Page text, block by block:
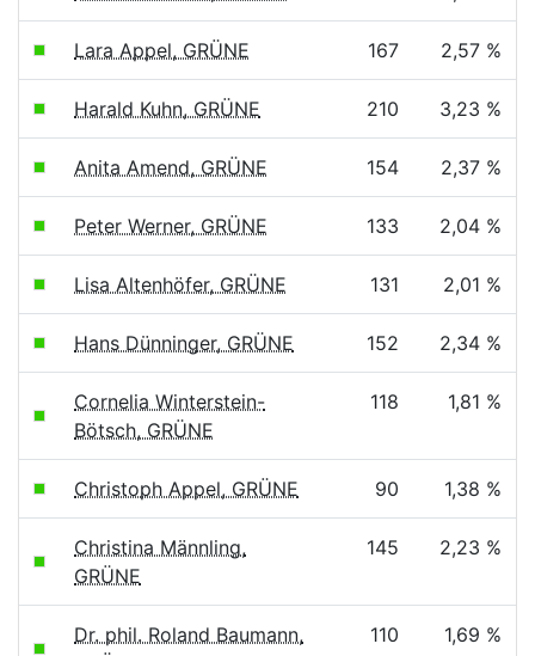
Lara Appel, GRÜNE 167 2,57 %
Harald Kuhn, GRÜNE 210 3,23 %
Anita Amend, GRÜNE 154 2,37 %
Peter Werner, GRÜNE 133 2,04 %
Lisa Altenhöfer, GRÜNE 131 2,01 %
Hans Dünninger, GRÜNE 152 2,34 %
Cornelia Winterstein-
Bötsch, GRÜNE
118 1,81 %
Christoph Appel, GRÜNE 90 1,38 %
Christina Männling,
GRÜNE
145 2,23 %
Dr. phil. Roland Baumann,
110 1,69 %